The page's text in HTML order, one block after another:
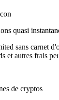
quasi
sans carnet
et autres frais
de cryptos